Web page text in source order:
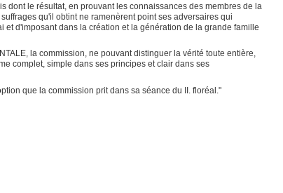
dont le résultat, en prouvant les connaissances des membres de la
qu'il obtint ne ramenèrent point ses adversaires qui
d'imposant dans la création et la génération de la grande famille
la commission, ne pouvant distinguer la vérité toute entière,
complet, simple dans ses principes et clair dans ses
que la commission prit dans sa séance du II. floréal."